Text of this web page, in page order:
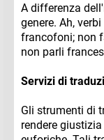
A differenza
genere. Ah,
francofoni; non
non parli
Servizi di
Gli strumenti di
rendere